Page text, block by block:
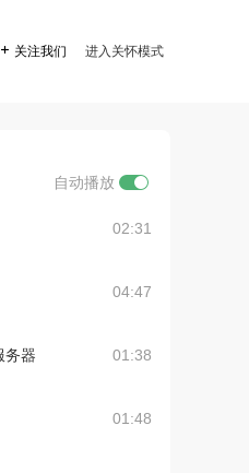
 关注我们 进入关怀模式
自动播放
02:31
04:47
务器 01:38
01:48